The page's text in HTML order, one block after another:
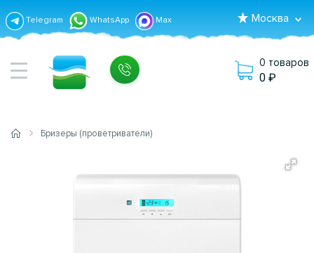
Telegram WhatsApp Max Москва
0 товаров
0
Бризеры (проветриватели)